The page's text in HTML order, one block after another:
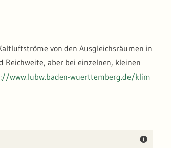
von den Ausgleichsräumen in
aber bei einzelnen, kleinen
www.lubw.baden-wuerttemberg.de/klim